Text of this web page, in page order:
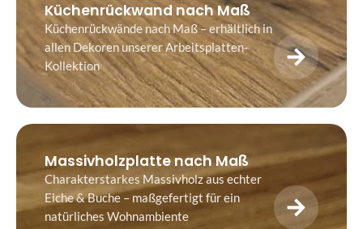
Küchenrückwand nach Maß
Küchenrückwände nach Maß – erhältlich in
allen Dekoren unserer Arbeitsplatten-
Kollektion
Massivholzplatte nach Maß
Charakterstarkes Massivholz aus echter
Eiche & Buche – maßgefertigt für ein
natürliches Wohnambiente